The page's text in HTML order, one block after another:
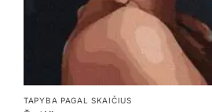
TAPYBA PAGAL SKAIČIUS